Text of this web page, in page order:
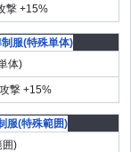
撃 +15%
体)
撃 +15%
囲)